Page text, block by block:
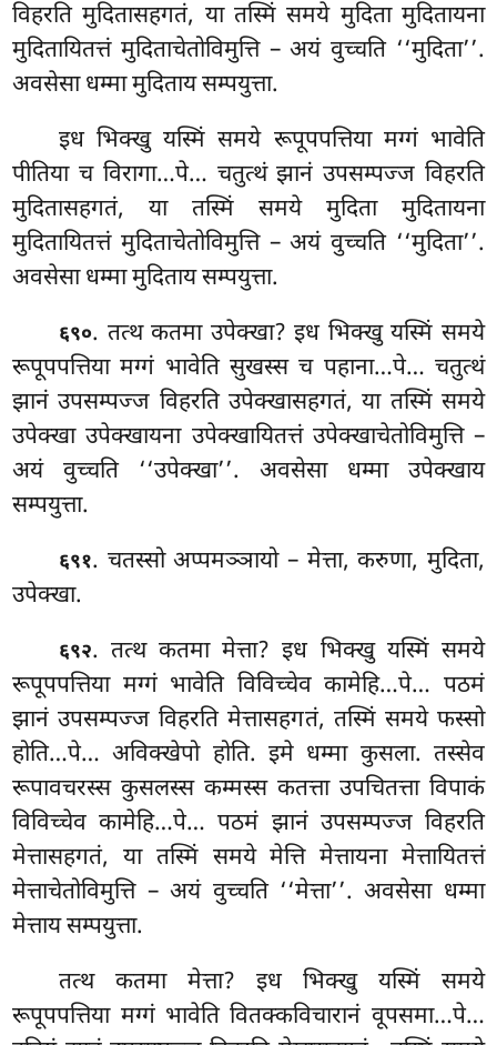
विहरति मुदितासहगतं, या तस्मिं समये मुदिता मुदितायना
मुदितायितत्तं मुदिताचेतोविमुत्ति – अयं वुच्चति ‘‘मुदिता’’.
अवसेसा धम्मा मुदिताय सम्पयुत्ता.
इध भिक्खु यस्मिं समये रूपूपपत्तिया मग्गं भावेति
पीतिया च विरागा…पे… चतुत्थं झानं उपसम्पज्ज विहरति
मुदितासहगतं, या तस्मिं समये मुदिता मुदितायना
मुदितायितत्तं मुदिताचेतोविमुत्ति – अयं वुच्चति ‘‘मुदिता’’.
अवसेसा धम्मा मुदिताय सम्पयुत्ता.
६९०. तत्थ कतमा उपेक्खा? इध भिक्खु यस्मिं समये
रूपूपपत्तिया मग्गं भावेति सुखस्स च पहाना…पे… चतुत्थं
झानं उपसम्पज्ज विहरति उपेक्खासहगतं, या तस्मिं समये
उपेक्खा उपेक्खायना उपेक्खायितत्तं उपेक्खाचेतोविमुत्ति –
अयं वुच्चति ‘‘उपेक्खा’’. अवसेसा धम्मा उपेक्खाय
सम्पयुत्ता.
६९१. चतस्सो अप्पमञ्ञायो – मेत्ता, करुणा, मुदिता,
उपेक्खा.
६९२. तत्थ कतमा मेत्ता? इध भिक्खु यस्मिं समये
रूपूपपत्तिया मग्गं भावेति विविच्चेव कामेहि…पे… पठमं
झानं उपसम्पज्ज विहरति मेत्तासहगतं, तस्मिं समये फस्सो
होति…पे… अविक्खेपो होति. इमे धम्मा कुसला. तस्सेव
रूपावचरस्स कुसलस्स कम्मस्स कतत्ता उपचितत्ता विपाकं
विविच्चेव कामेहि…पे… पठमं झानं उपसम्पज्ज विहरति
मेत्तासहगतं, या तस्मिं समये मेत्ति मेत्तायना मेत्तायितत्तं
मेत्ताचेतोविमुत्ति – अयं वुच्चति ‘‘मेत्ता’’. अवसेसा धम्मा
मेत्ताय सम्पयुत्ता.
तत्थ कतमा मेत्ता? इध भिक्खु यस्मिं समये
रूपूपपत्तिया मग्गं भावेति वितक्कविचारानं वूपसमा…पे…